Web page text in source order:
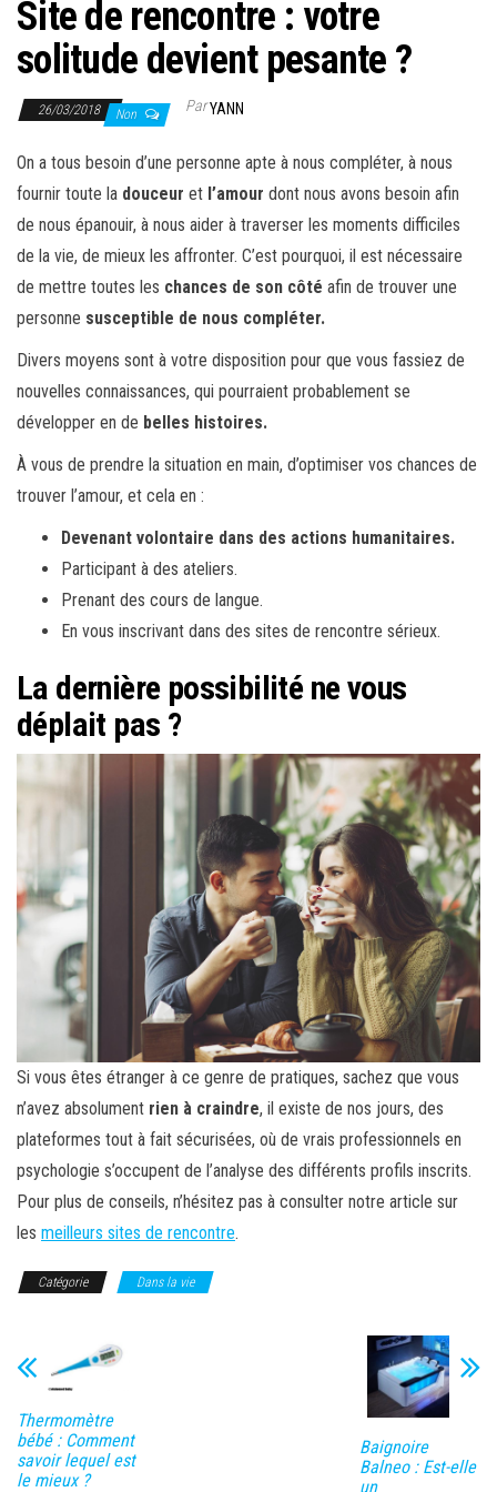
Site de rencontre : votre
solitude devient pesante ?
26/03/2018 Non ParYANN
On a tous besoin d’une personne apte à nous compléter, à nous
fournir toute la douceur et l’amour dont nous avons besoin afin
de nous épanouir, à nous aider à traverser les moments difficiles
de la vie, de mieux les affronter. C’est pourquoi, il est nécessaire
de mettre toutes les chances de son côté afin de trouver une
personne susceptible de nous compléter.
Divers moyens sont à votre disposition pour que vous fassiez de
nouvelles connaissances, qui pourraient probablement se
développer en de belles histoires.
À vous de prendre la situation en main, d’optimiser vos chances de
trouver l’amour, et cela en :
Devenant volontaire dans des actions humanitaires.
Participant à des ateliers.
Prenant des cours de langue.
En vous inscrivant dans des sites de rencontre sérieux.
La dernière possibilité ne vous
déplait pas ?
Si vous êtes étranger à ce genre de pratiques, sachez que vous
n’avez absolument rien à craindre, il existe de nos jours, des
plateformes tout à fait sécurisées, où de vrais professionnels en
psychologie s’occupent de l’analyse des différents profils inscrits.
Pour plus de conseils, n’hésitez pas à consulter notre article sur
les meilleurs sites de rencontre.
Catégorie Dans la vie
Thermomètre
bébé : Comment
savoir lequel est
le mieux ?
Baignoire
Balneo : Est-elle
un